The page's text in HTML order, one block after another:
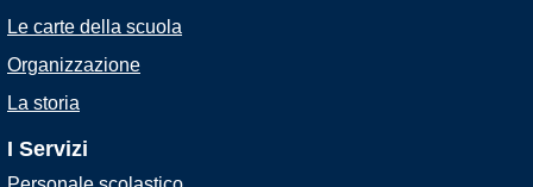
Le carte della scuola
Organizzazione
La storia
I Servizi